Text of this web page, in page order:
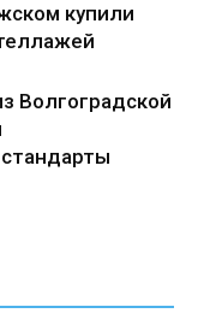
купили
Волгоградской